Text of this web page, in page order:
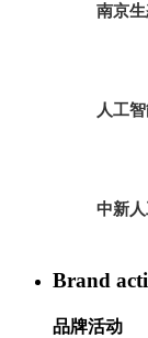
南京
人工
中新
Brand
品牌活动